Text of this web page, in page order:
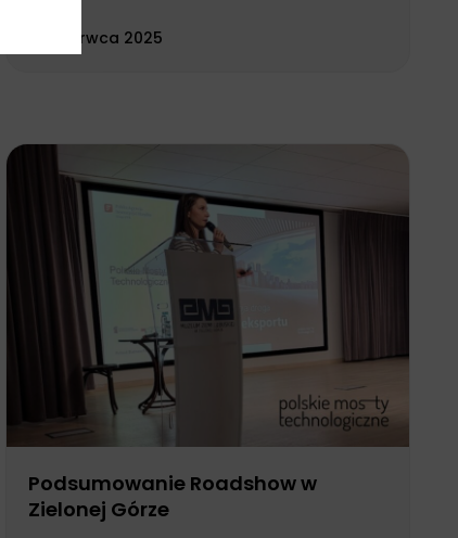
26 czerwca 2025
Podsumowanie Roadshow w
Zielonej Górze